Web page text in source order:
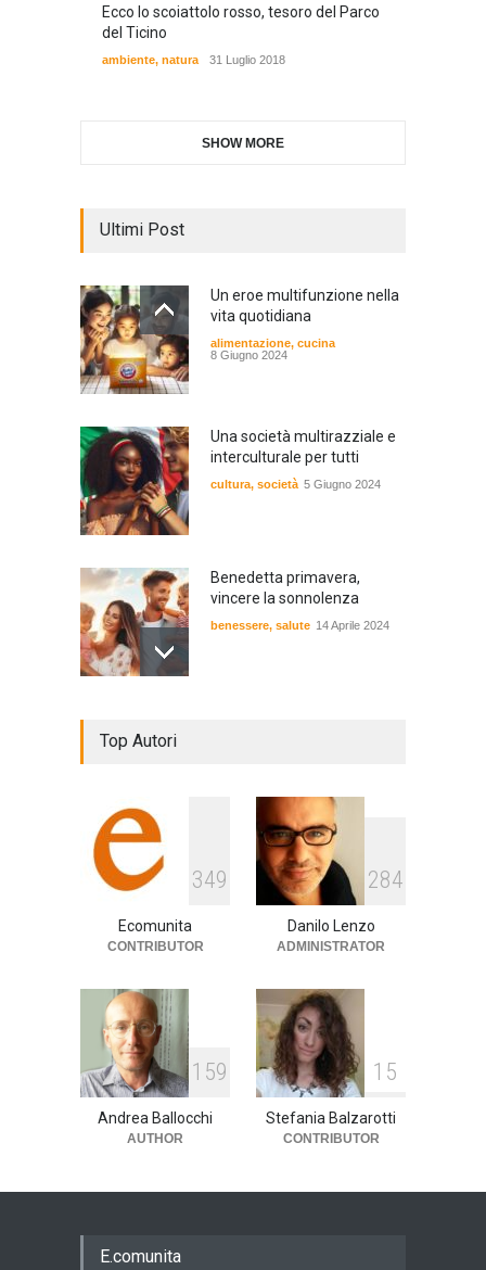
Ecco lo scoiattolo rosso, tesoro del Parco
del Ticino
ambiente, natura 31 Luglio 2018
SHOW MORE
Ultimi Post
Un eroe multifunzione nella
vita quotidiana
alimentazione, cucina
8 Giugno 2024
Una società multirazziale e
interculturale per tutti
cultura, società 5 Giugno 2024
Benedetta primavera,
vincere la sonnolenza
benessere, salute 14 Aprile 2024
E tu hai paura del buio?
cultura società 1 Aprile 2024
Top Autori
349
Ecomunita
CONTRIBUTOR
284
Danilo Lenzo
ADMINISTRATOR
159
Andrea Ballocchi
AUTHOR
15
Stefania Balzarotti
CONTRIBUTOR
E.comunita